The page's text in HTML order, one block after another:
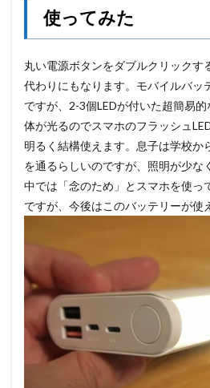
使ってみた
丸い電源ボタンをダブルクリックす
代わりにもなります。モバイルバッ
ですが、2-3個LEDが付いた超簡易
体が光るのでスマホのフラッシュ
明るく結構使えます。息子は学校か
を通るらしいのですが、照明が少な
中では「念のため」とスマホを使っ
ですが、今後はこのバッテリーが使